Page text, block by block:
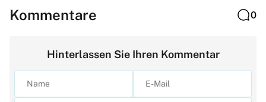
Kommentare 0
Hinterlassen Sie Ihren Kommentar